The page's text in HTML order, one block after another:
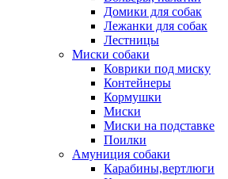
Домики для собак
Лежанки для собак
Лестницы
Миски собаки
Коврики под миску
Контейнеры
Кормушки
Миски
Миски на подставке
Поилки
Амуниция собаки
Карабины,вертлюги